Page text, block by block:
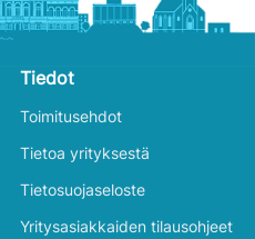
Tiedot
Toimitusehdot
Tietoa yrityksestä
Tietosuojaseloste
Yritysasiakkaiden tilausohjeet